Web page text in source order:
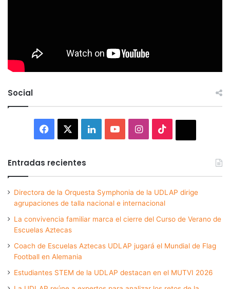
Social
Facebook LinkedInYouTubeInstagram
Entradas recientes
Directora de la Orquesta Symphonia de la UDLAP dirige
agrupaciones de talla nacional e internacional
La convivencia familiar marca el cierre del Curso de Verano de
Escuelas Aztecas
Coach de Escuelas Aztecas UDLAP jugará el Mundial de Flag
Football en Alemania
Estudiantes STEM de la UDLAP destacan en el MUTVI 2026